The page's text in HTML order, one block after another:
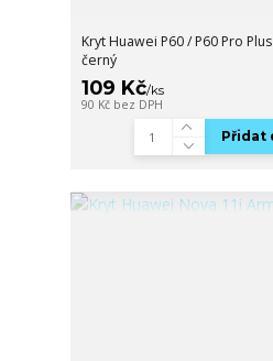
Kryt Huawei P60 / P60 Pro
černý
109 Kč/ks
90 Kč bez DPH
Přidat